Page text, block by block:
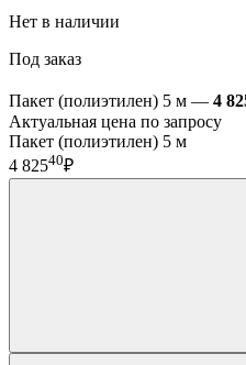
Нет в наличии
Под заказ
Пакет (полиэтилен) 5 м — 4
Актуальная цена по запросу
Пакет (полиэтилен) 5 м
4 82540₽